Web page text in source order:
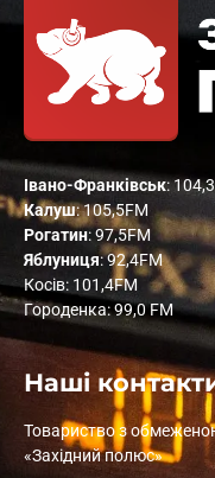
Івано-Франківськ:
Калуш: 105,5FM
Рогатин: 97,5FM
Яблуниця: 92,4FM
Косів: 101,4FM
Городенка: 99,0 FM
Наші
Товариство з
«Західний полюс»